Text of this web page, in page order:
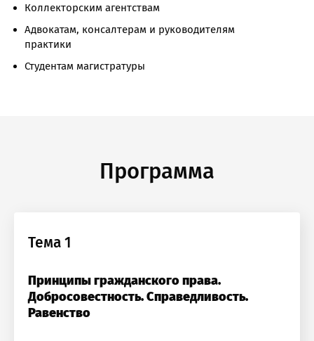
Коллекторским агентствам
Адвокатам, консалтерам и руководителям
практики
Студентам магистратуры
Программа
Тема 1
Принципы гражданского права.
Добросовестность. Справедливость.
Равенство